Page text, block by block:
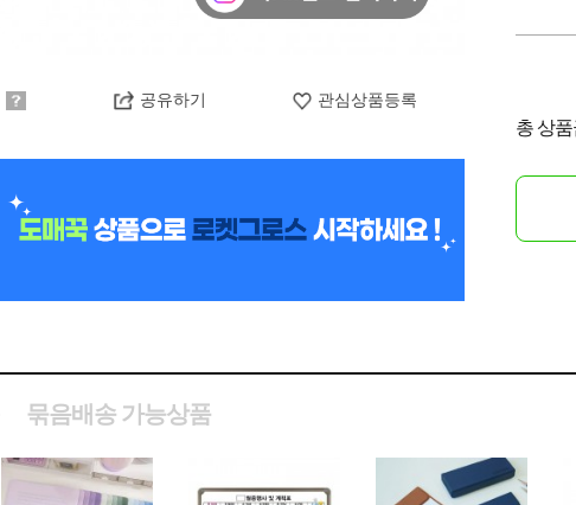
공유하기 관심상품등록
총 상
묶음배송 가능상품